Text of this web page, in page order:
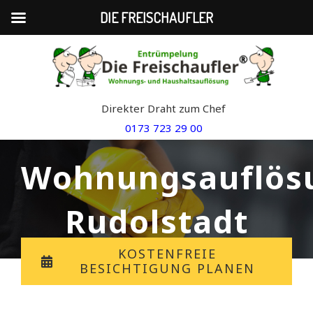
Direkter Draht zum Chef
0173 723 29 00
Rudolstadt
KOSTENFREIE
BESICHTIGUNG PLANEN
DIE FREISCHAUFLER